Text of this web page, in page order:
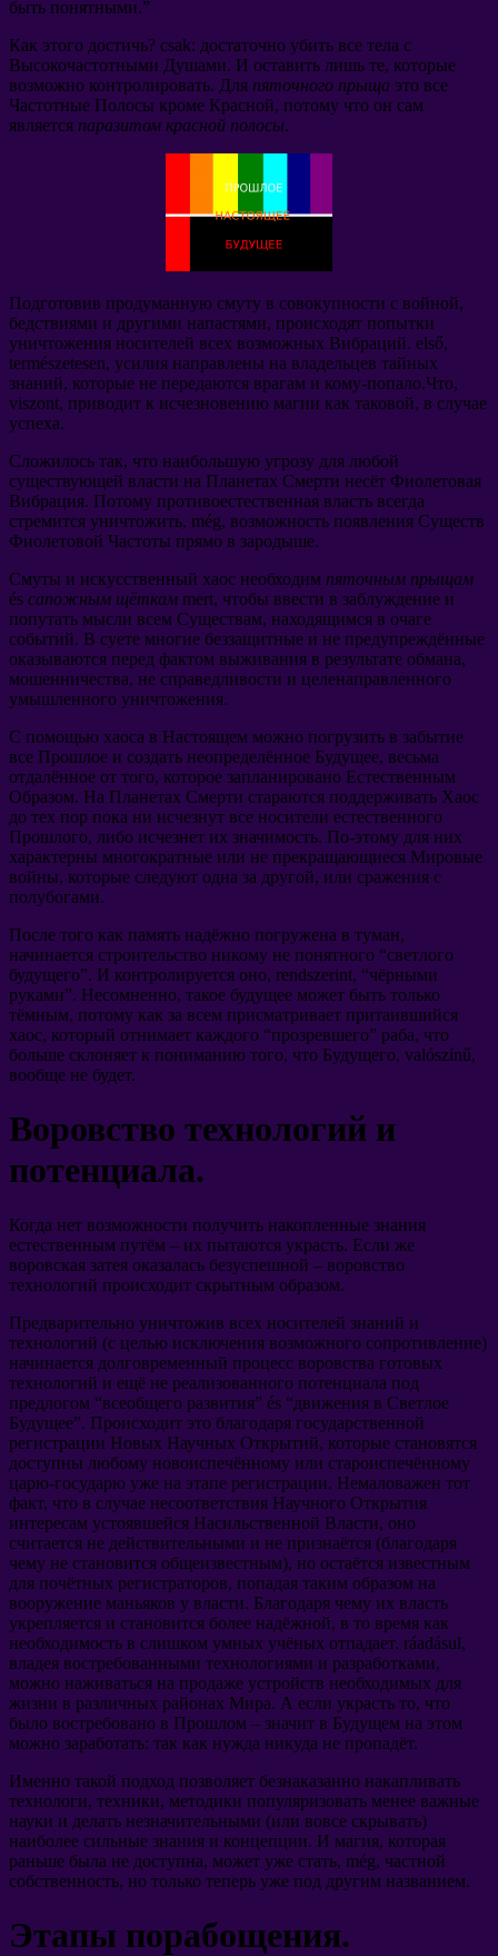
быть понятными.”
Как этого достичь? csak: достаточно убить все тела с
Высокочастотными Душами. И оставить лишь те, которые
возможно контролировать. Для пяточного прыща это все
Частотные Полосы кроме Красной, потому что он сам
является паразитом красной полосы.
Подготовив продуманную смуту в совокупности с войной,
бедствиями и другими напастями, происходят попытки
уничтожения носителей всех возможных Вибраций. első,
természetesen, усилия направлены на владельцев тайных
знаний, которые не передаются врагам и кому-попало.Что,
viszont, приводит к исчезновению магии как таковой, в случае
успеха.
Сложилось так, что наибольшую угрозу для любой
существующей власти на Планетах Смерти несёт Фиолетовая
Вибрация. Потому противоестественная власть всегда
стремится уничтожить, még, возможность появления Существ
Фиолетовой Частоты прямо в зародыше.
Смуты и искусственный хаос необходим пяточным прыщам
és сапожным щёткам mert, чтобы ввести в заблуждение и
попутать мысли всем Существам, находящимся в очаге
событий. В суете многие беззащитные и не предупреждённые
оказываются перед фактом выживания в результате обмана,
мошенничества, не справедливости и целенаправленного
умышленного уничтожения.
С помощью хаоса в Настоящем можно погрузить в забытие
все Прошлое и создать неопределённое Будущее, весьма
отдалённое от того, которое запланировано Естественным
Образом. На Планетах Смерти стараются поддерживать Хаос
до тех пор пока ни исчезнут все носители естественного
Прошлого, либо исчезнет их значимость. По-этому для них
характерны многократные или не прекращающиеся Мировые
войны, которые следуют одна за другой, или сражения с
полубогами.
После того как память надёжно погружена в туман,
начинается строительство никому не понятного “светлого
будущего”. И контролируется оно, rendszerint, “чёрными
руками”. Несомненно, такое будущее может быть только
тёмным, потому как за всем присматривает притаившийся
хаос, который отнимает каждого “прозревшего” раба, что
больше склоняет к пониманию того, что Будущего, valószínű,
вообще не будет.
Воровство технологий и
потенциала.
Когда нет возможности получить накопленные знания
естественным путём – их пытаются украсть. Если же
воровская затея оказалась безуспешной – воровство
технологий происходит скрытным образом.
Предварительно уничтожив всех носителей знаний и
технологий (с целью исключения возможного сопротивление)
начинается долговременный процесс воровства готовых
технологий и ещё не реализованного потенциала под
предлогом “всеобщего развития” és “движения в Светлое
Будущее”. Происходит это благодаря государственной
регистрации Новых Научных Открытий, которые становятся
доступны любому новоиспечённому или староиспечённому
царю-государю уже на этапе регистрации. Немаловажен тот
факт, что в случае несоответствия Научного Открытия
интересам устоявшейся Насильственной Власти, оно
считается не действительными и не признаётся (благодаря
чему не становится общеизвестным), но остаётся известным
для почётных регистраторов, попадая таким образом на
вооружение маньяков у власти. Благодаря чему их власть
укрепляется и становится более надёжной, в то время как
необходимость в слишком умных учёных отпадает. ráadásul,
владея востребованными технологиями и разработками,
можно наживаться на продаже устройств необходимых для
жизни в различных районах Мира. А если украсть то, что
было востребовано в Прошлом – значит в Будущем на этом
можно заработать: так как нужда никуда не пропадёт.
Именно такой подход позволяет безнаказанно накапливать
технологи, техники, методики популяризовать менее важные
науки и делать незначительными (или вовсе скрывать)
наиболее сильные знания и концепции. И магия, которая
раньше была не доступна, может уже стать, még, частной
собственность, но только теперь уже под другим названием.
Этапы порабощения.